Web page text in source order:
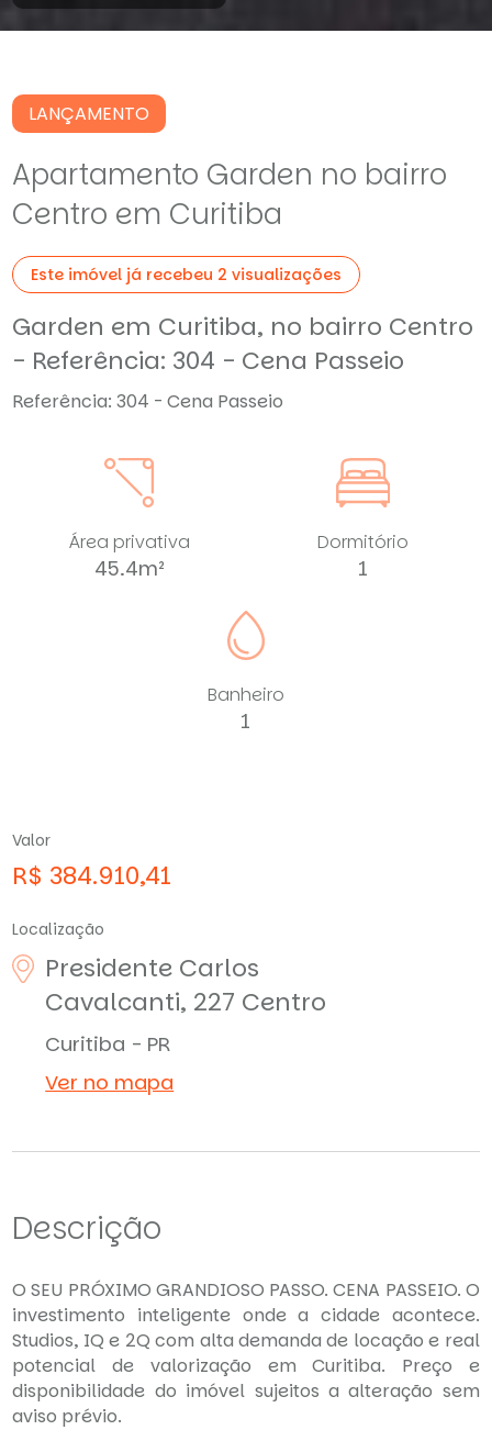
LANÇAMENTO
Apartamento Garden no bairro
Centro em Curitiba
Este imóvel já recebeu 2 visualizações
Garden em Curitiba, no bairro Centro
- Referência: 304 - Cena Passeio
Referência: 304 - Cena Passeio
Área privativa
45.4m²
Dormitório
1
Banheiro
1
Valor
R$ 384.910,41
Localização
Presidente Carlos
Cavalcanti, 227 Centro
Curitiba - PR
Ver no mapa
Descrição
O SEU PRÓXIMO GRANDIOSO PASSO. CENA PASSEIO. O
investimento inteligente onde a cidade acontece.
Studios, IQ e 2Q com alta demanda de locação e real
potencial de valorização em Curitiba. Preço e
disponibilidade do imóvel sujeitos a alteração sem
aviso prévio.